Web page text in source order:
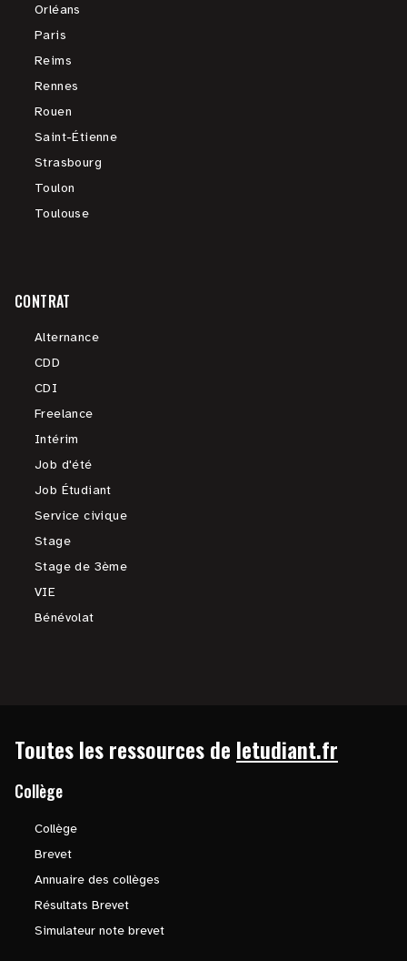
Orléans
Paris
Reims
Rennes
Rouen
Saint-Étienne
Strasbourg
Toulon
Toulouse
CONTRAT
Alternance
CDD
CDI
Freelance
Intérim
Job d'été
Job Étudiant
Service civique
Stage
Stage de 3ème
VIE
Bénévolat
Toutes les ressources de letudiant.fr
Collège
Collège
Brevet
Annuaire des collèges
Résultats Brevet
Simulateur note brevet